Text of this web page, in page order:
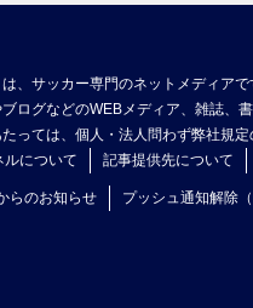
は、サッカー専門のネットメディア
ログなどのWEBメディア、雑誌、
っては、個人・法人問わず弊社規
ルについて
記事提供先について
らのお知らせ プッシュ通知解除